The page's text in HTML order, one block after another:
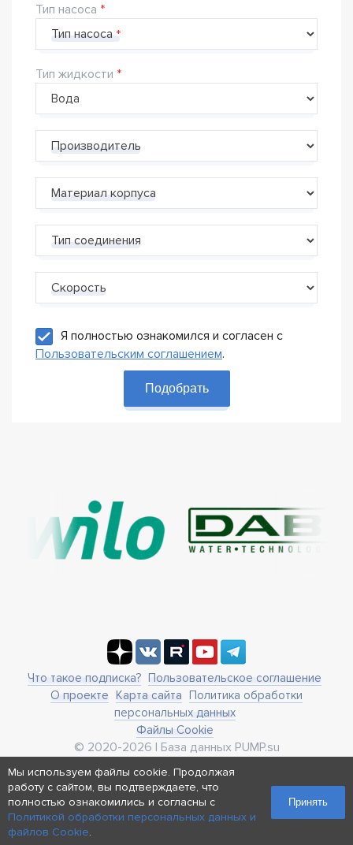
Тип насоса
Тип насоса
Тип жидкости
Производитель
Материал корпуса
Тип соединения
Скорость
Я полностью ознакомился и согласен с
Пользовательским соглашением.
Подобрать
Что такое подписка? Пользовательское соглашение
О проекте Карта сайта Политика обработки
персональных данных
Файлы Cookie
© 2020-2026 | База данных PUMP.su
business@pump.su
г. Москва, ул. Ленинская Слобода 19
Реквизиты
Мы используем файлы cookie. Продолжая
работу с сайтом, вы подтверждаете, что
полностью ознакомились и согласны с
Политикой обработки персональных данных и
файлов Cookie.
Принять